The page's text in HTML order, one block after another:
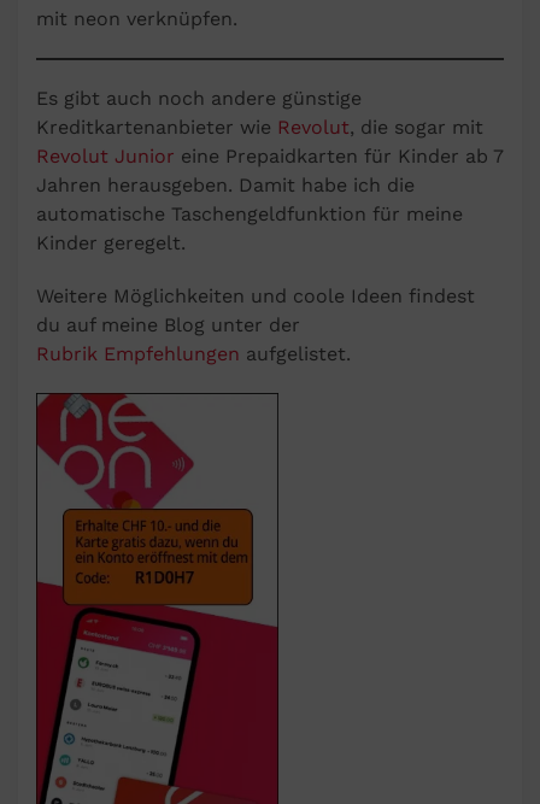
mit neon verknüpfen.
Es gibt auch noch andere günstige
Kreditkartenanbieter wie Revolut, die sogar mit
Revolut Junior eine Prepaidkarten für Kinder ab 7
Jahren herausgeben. Damit habe ich die
automatische Taschengeldfunktion für meine
Kinder geregelt.
Weitere Möglichkeiten und coole Ideen findest
du auf meine Blog unter der
Rubrik Empfehlungen aufgelistet.